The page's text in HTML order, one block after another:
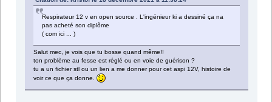
Respirateur 12 v en open source . L'ingénieur ki a dessiné ça na
pas acheté son diplôme
( com ici ... )
Salut mec, je vois que tu bosse quand même!!
ton problème au fesse est réglé ou en voie de guérison ?
tu a un fichier stl ou un lien a me donner pour cet aspi 12V, histoire de
voir ce que ça donne.